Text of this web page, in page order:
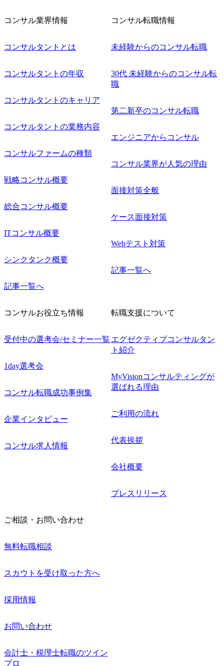
則により就業時間内の喫煙を全面的に禁止 ・禁煙サポート
制度あり オンライン ● 必須要件 以下いずれかのご経験をお
件定義～基本設計など上流経験2年以上 ・PMO経験2年以上
工程の経験 ・サブリーダー以上のマネジメント経験 ・お客
様との折衝経験、交渉経験 ・組織課題に対して主体的に業
務改善に取り組まれたご経験 ・アジャイル/スクラムへの興
味関心 ● 求める人物像 ・リーダーシップが取れる方/一人称
で主体的に動ける方 ・年齢にこだわらず、アドバイスを素
直に受け取れる方 ・推進力のある方
コンサル業界情報
コンサルタントとは
コンサルタントの年収
コンサルタントのキャリア
コンサルタントの業務内容
コンサルファームの種類
戦略コンサル概要
総合コンサル概要
ITコンサル概要
シンクタンク概要
記事一覧へ
コンサル転職情報
未経験からのコンサル転職
30代 未経験からのコンサル転
職
第二新卒のコンサル転職
エンジニアからコンサル
コンサル業界が人気の理由
面接対策全般
ケース面接対策
Webテスト対策
記事一覧へ
コンサルお役立ち情報
受付中の選考会/セミナー一覧
1day選考会
コンサル転職成功事例集
企業インタビュー
コンサル求人情報
転職支援について
エグゼクティブコンサルタン
ト紹介
MyVisionコンサルティングが
選ばれる理由
ご利用の流れ
代表挨拶
会社概要
プレスリリース
ご相談・お問い合わせ
無料転職相談
スカウトを受け取った方へ
採用情報
お問い合わせ
会計士・税理士転職のツイン
プロ